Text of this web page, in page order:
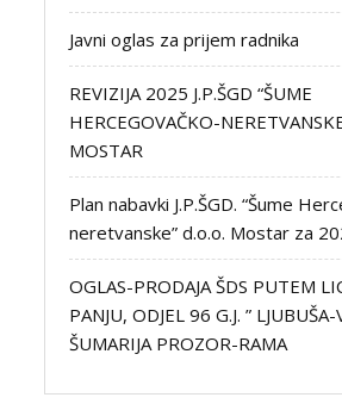
Javni oglas za prijem radnika
REVIZIJA 2025 J.P.ŠGD “ŠUME
HERCEGOVAČKO-
MOSTAR
Plan nabavki J.P.ŠGD. “Šume
neretvanske” d.o.o. Mostar za
OGLAS-PRODAJA ŠDS PUTEM
PANJU, ODJEL 96 G.J. ” LJUBUŠA-
ŠUMARIJA PROZOR-RAMA